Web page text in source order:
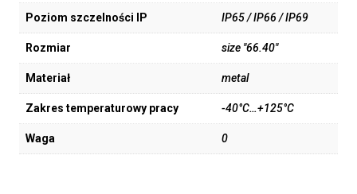
Poziom szczelności IP IP65 / IP66 / IP69
Rozmiar size "66.40"
Materiał metal
Zakres temperaturowy pracy -40°C…+125°C
Waga 0